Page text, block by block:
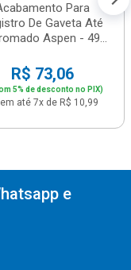
Para
De Gaveta Até
Aspen - 49...
R$ 73,06
5% de desconto no PIX)
até 7x de R$ 10,99
e